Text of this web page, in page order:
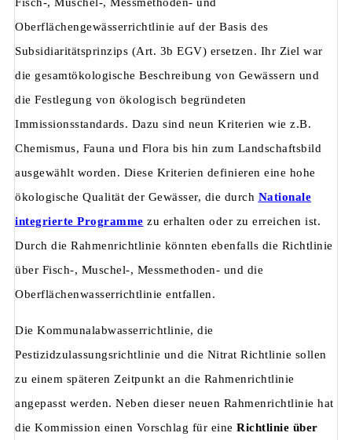
Oberflächengewässerrichtlinie auf der Basis des
Subsidiaritätsprinzips (Art. 3b EGV) erset­zen. Ihr Ziel war
die gesamtökologische Beschreibung von Gewässern und
die Festlegung von ökologisch begründeten
Immissionsstandards. Dazu sind neun Krite­rien wie z.B.
Chemismus, Fauna und Flora bis hin zum Landschaftsbild
ausgewählt worden. Diese Kriterien definieren eine hohe
ökologische Qualität der Gewässer, die durch Nationale
integrierte Programme zu erhalten oder zu erreichen ist.
Durch die Rahmenrichtlinie könnten ebenfalls die Richtlinie
über Fisch-, Muschel-, Messme­thoden- und die
Oberflächenwasserrichtlinie entfallen.
Die Kommunalabwasserrichtlinie, die
Pestizidzulassungsrichtlinie und die Nitrat Richtlinie sollen
zu einem späteren Zeitpunkt an die Rahmenrichtlinie
angepasst werden. Neben dieser neuen Rahmenrichtlinie hat
die Kommission einen Vorschlag für eine Richtlinie über